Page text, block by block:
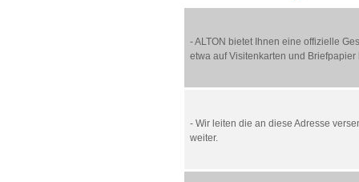
- ALTON bietet Ihnen eine offizielle
etwa auf Visitenkarten und
- Wir leiten die an diese Adresse
weiter.